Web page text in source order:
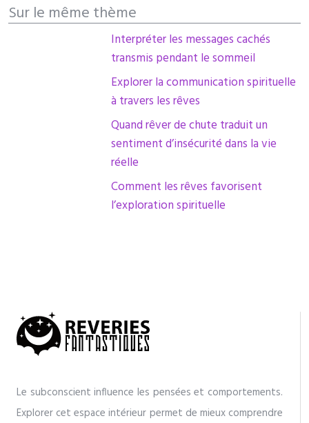
Sur le même thème
Interpréter les messages cachés
transmis pendant le sommeil
Explorer la communication spirituelle
à travers les rêves
Quand rêver de chute traduit un
sentiment d’insécurité dans la vie
réelle
Comment les rêves favorisent
l’exploration spirituelle
Le subconscient influence les pensées et comportements.
Explorer cet espace intérieur permet de mieux comprendre